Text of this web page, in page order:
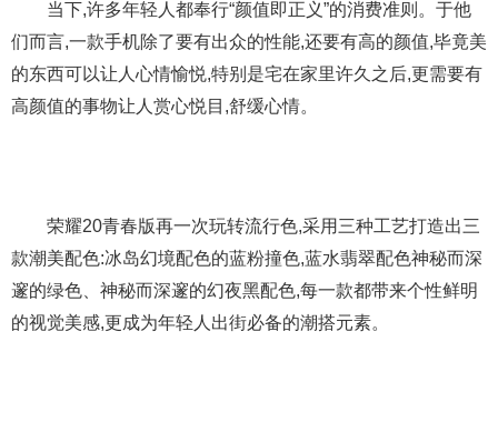
当下,许多年轻人都奉行“颜值即正义”的消费准则。于他
们而言,一款手机除了要有出众的性能,还要有高的颜值,毕竟美
的东西可以让人心情愉悦,特别是宅在家里许久之后,更需要有
高颜值的事物让人赏心悦目,舒缓心情。
荣耀20青春版再一次玩转流行色,采用三种工艺打造出三
款潮美配色:冰岛幻境配色的蓝粉撞色,蓝水翡翠配色神秘而深
邃的绿色、神秘而深邃的幻夜黑配色,每一款都带来个性鲜明
的视觉美感,更成为年轻人出街必备的潮搭元素。